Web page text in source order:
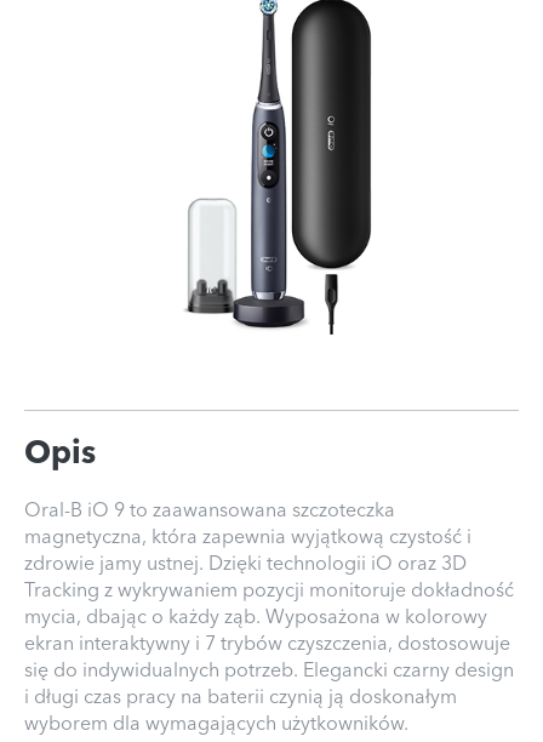
Opis
Oral-B iO 9 to zaawansowana szczoteczka
magnetyczna, która zapewnia wyjątkową czystość i
zdrowie jamy ustnej. Dzięki technologii iO oraz 3D
Tracking z wykrywaniem pozycji monitoruje dokładność
mycia, dbając o każdy ząb. Wyposażona w kolorowy
ekran interaktywny i 7 trybów czyszczenia, dostosowuje
się do indywidualnych potrzeb. Elegancki czarny design
i długi czas pracy na baterii czynią ją doskonałym
wyborem dla wymagających użytkowników.